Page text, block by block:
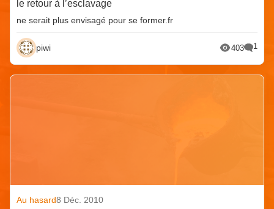
le retour à l’esclavage
ne serait plus envisagé pour se former.fr
piwi 403 1
Au hasard8 Déc. 2010